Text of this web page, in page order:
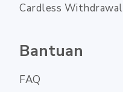
Cardless Withdrawal
Bantuan
FAQ